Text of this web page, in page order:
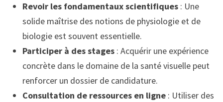
Revoir les fondamentaux scientifiques: Une
solide maîtrise des notions de physiologie et de
biologie est souvent essentielle.
Participer à des stages: Acquérir une expérience
concrète dans le domaine de la santé visuelle peut
renforcer un dossier de candidature.
Consultation de ressources en ligne: Utiliser des